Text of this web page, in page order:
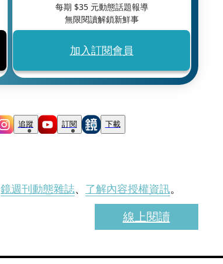
每期 $35元動態話題報導
無限閱讀解鎖新鮮事
加入訂閱會員
追蹤 訂閱 下載
鏡週刊動態雜誌、 了解內容授權資訊。
線上閱讀